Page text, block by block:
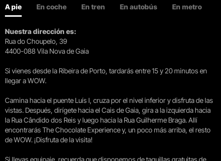
A pie En coche En tren En autobús En metro
Nuestra dirección es:
Rua do Choupelo, 39
4400-088 Vila Nova de Gaia
Si vienes desde la Ribeira de Porto, tardarás entre 15 y 20 minutos en
llegar a WOW.
Camina hacia el puente Luís I, cruza por el nivel inferior y disfruta de las
vistas. Después, dirígete hacia el Cais de Gaia, gira a la izquierda hacia
la Rua Cândido dos Reis y luego hacia la Rua Guilherme Braga. Allí
encontrarás The Chocolate Experience y, un poco más arriba, el resto
de WOW. ¡Disfruta de la visita!
Si llevas equipaje, recuerda que disponemos de taquillas gratuitas de